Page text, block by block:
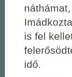
is fel
idő.